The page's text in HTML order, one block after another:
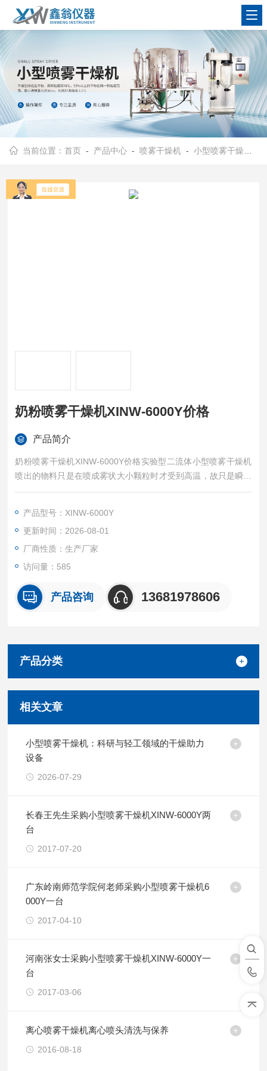
查看更多
当前位置：首页 - 产品中心 -喷雾干燥机 -小型喷雾干燥机
奶粉喷雾干燥机XINW-6000Y价格
产品简介
奶粉喷雾干燥机XINW-6000Y价格实验型二流体小型喷雾干燥机
喷出的物料只是在喷成雾状大小颗粒时才受到高温，故只是瞬间
受热，能保持这些活性材料在干燥后仍维持其活性成份不受破
产品型号：XINW-6000Y
更新时间：2026-08-01
厂商性质：生产厂家
访问量：585
产品咨询 13681978606
产品分类
相关文章
小型喷雾干燥机：科研与轻工领域的干燥助力
设备
2026-07-29
长春王先生采购小型喷雾干燥机XINW-6000Y两
台
2017-07-20
广东岭南师范学院何老师采购小型喷雾干燥机6
000Y一台
2017-04-10
河南张女士采购小型喷雾干燥机XINW-6000Y一
台
2017-03-06
离心喷雾干燥机离心喷头清洗与保养
2016-08-18